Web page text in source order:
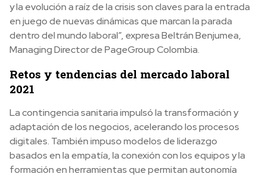
y la evolución a raíz de la crisis son claves para la entrada
en juego de nuevas dinámicas que marcan la parada
dentro del mundo laboral”, expresa Beltrán Benjumea,
Managing Director de PageGroup Colombia.
Retos y tendencias del mercado laboral
2021
La contingencia sanitaria impulsó la transformación y
adaptación de los negocios, acelerando los procesos
digitales. También impuso modelos de liderazgo
basados en la empatía, la conexión con los equipos y la
formación en herramientas que permitan autonomía